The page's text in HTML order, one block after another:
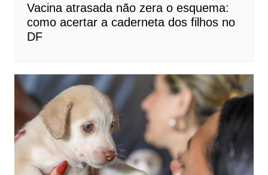
Vacina atrasada não zera o esquema:
como acertar a caderneta dos filhos no
DF